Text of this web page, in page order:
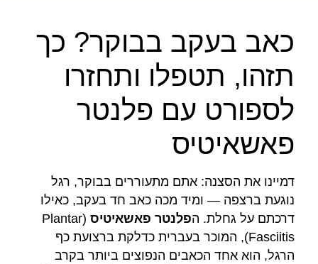
כאב בעקב בבוקר? כך
תזהו, תטפלו ותחזרו
לספורט עם פלנטר
פאשאיטיס
דמיינו את הסצנה: אתם מתעוררים בבוקר, רגל
נוגעת ברצפה — ומיד מכה כאב חד בעקב, כאילו
דרכתם על גחלת. הפלנטר פאשאיטיס (Plantar
Fasciitis), המוכר בעברית כדלקת ברצועת כף
הרגל, הוא אחד הכאבים הנפוצים ביותר בקרב